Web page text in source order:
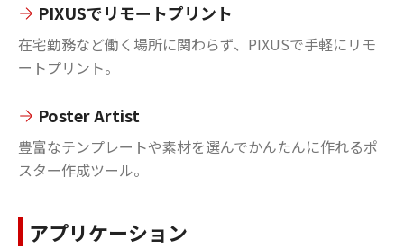
PIXUSでリモートプリント
在宅勤務など働く場所に関わらず、PIXUSで手軽にリモ
ートプリント。
Poster Artist
豊富なテンプレートや素材を選んでかんたんに作れるポ
スター作成ツール。
アプリケーション